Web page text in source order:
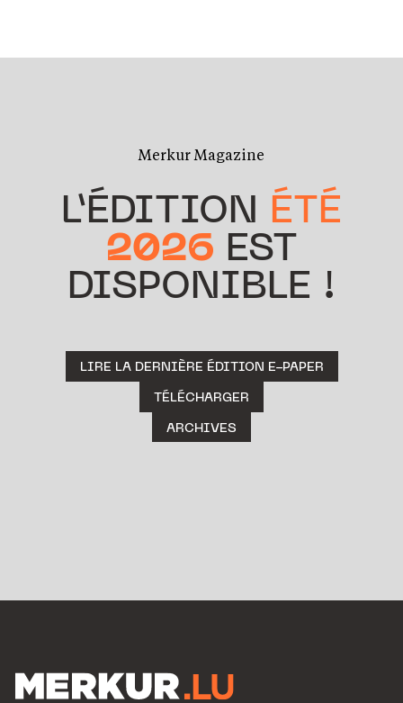
Merkur Magazine
L’ÉDITION ÉTÉ
2026 EST
DISPONIBLE !
LIRE LA DERNIÈRE ÉDITION E-PAPER
TÉLÉCHARGER
ARCHIVES